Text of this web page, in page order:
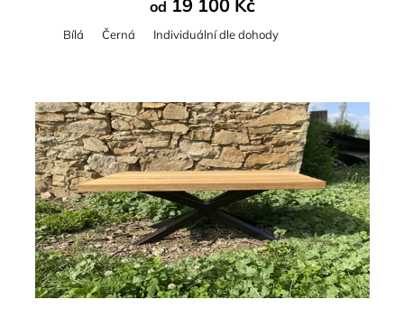
hodnocení
produktu
je
5,0
z
5
hvězdiček.
od 19 100 Kč
Bílá Černá Individuální dle dohody